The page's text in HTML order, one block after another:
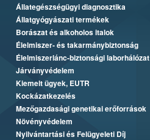
Állategészségügyi diagnosztika
Állatgyógyászati termékek
Borászat és alkoholos italok
Élelmiszer- és takarmánybiztonság
Élelmiszerlánc-biztonsági laborhálózat
Járványvédelem
Kiemelt ügyek, EUTR
Kockázatkezelés
Mezőgazdasági genetikai erőforrások
Növényvédelem
Nyilvántartási és Felügyeleti Díj